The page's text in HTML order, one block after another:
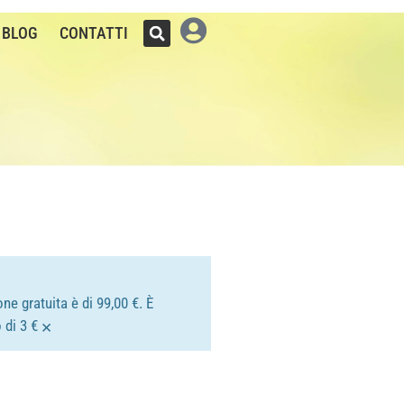
BLOG CONTATTI
gratuita è di 99,00 €. È
di 3 € ×